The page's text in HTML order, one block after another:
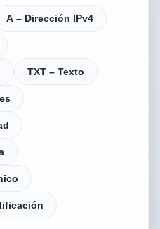
A – Dirección IPv4
TXT – Texto